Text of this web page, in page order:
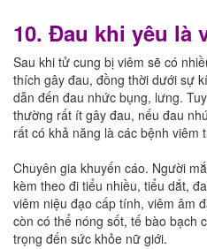
10. Đau khi yêu là
Sau khi tử cung bị viêm sẽ có
thích gây đau, đồng thời dưới sự
dẫn đến đau nhức bụng, lưng.
thường rất ít gây đau, nếu đau
rất có khả năng là các bệnh viêm
Chuyên gia khuyến cáo. Người
kèm theo đi tiểu nhiều, tiểu dắt,
viêm niệu đạo cấp tính, viêm âm
còn có thể nóng sốt, tế bào bạch
trọng đến sức khỏe nữ giới.